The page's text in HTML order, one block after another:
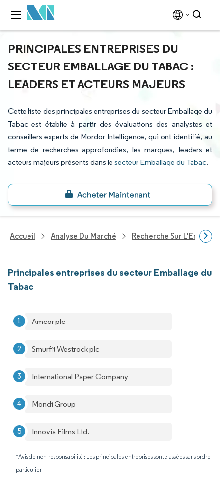
PRINCIPALES ENTREPRISES DU
SECTEUR EMBALLAGE DU TABAC :
LEADERS ET ACTEURS MAJEURS
Cette liste des principales entreprises du secteur Emballage du
Tabac est établie à partir des évaluations des analystes et
conseillers experts de Mordor Intelligence, qui ont identifié, au
terme de recherches approfondies, les marques, leaders et
acteurs majeurs présents dans le secteur Emballage du Tabac.
Accueil Analyse Du Marché Recherche Sur
Principales entreprises du secteur Emballage du
Tabac
Amcor plc
Smurfit Westrock plc
International Paper Company
Mondi Group
Innovia Films Ltd.
*Avis de non-responsabilité : Les principales entreprises sont classées sans ordre
particulier